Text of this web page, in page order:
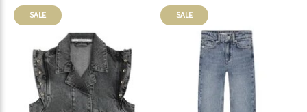
SALE SALE